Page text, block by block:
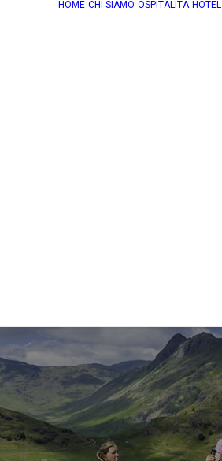
HOME CHI SIAMO OSPITALITÀ HOTEL